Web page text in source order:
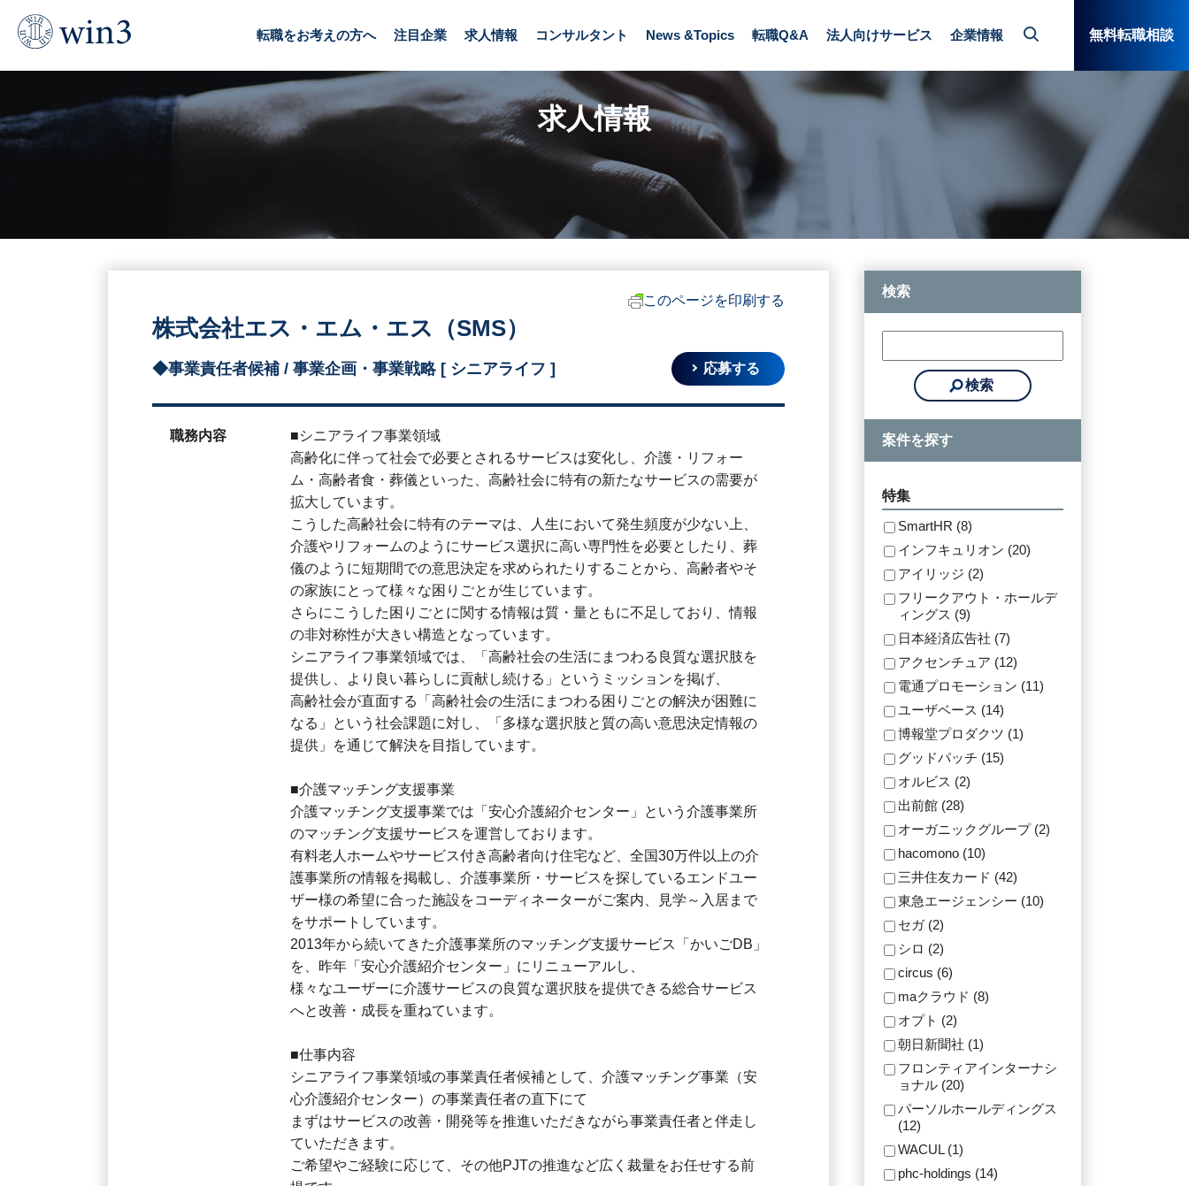
転職をお考えの方へ 注目企業 求人情報 コンサルタント News &Topics 転職Q&A 法人向けサービス 企業情報 無料転職相談
求人情報
このページを印刷する
株式会社エス・エム・エス（SMS）
◆事業責任者候補 / 事業企画・事業戦略 [ シニアライフ ] 応募する
職務内容
■シニアライフ事業領域
高齢化に伴って社会で必要とされるサービスは変化し、介護・リフォー
ム・高齢者食・葬儀といった、高齢社会に特有の新たなサービスの需要が
拡大しています。
こうした高齢社会に特有のテーマは、人生において発生頻度が少ない上、
介護やリフォームのようにサービス選択に高い専門性を必要としたり、葬
儀のように短期間での意思決定を求められたりすることから、高齢者やそ
の家族にとって様々な困りごとが生じています。
さらにこうした困りごとに関する情報は質・量ともに不足しており、情報
の非対称性が大きい構造となっています。
シニアライフ事業領域では、「高齢社会の生活にまつわる良質な選択肢を
提供し、より良い暮らしに貢献し続ける」というミッションを掲げ、
高齢社会が直面する「高齢社会の生活にまつわる困りごとの解決が困難に
なる」という社会課題に対し、「多様な選択肢と質の高い意思決定情報の
提供」を通じて解決を目指しています。
■介護マッチング支援事業
介護マッチング支援事業では「安心介護紹介センター」という介護事業所
のマッチング支援サービスを運営しております。
有料老人ホームやサービス付き高齢者向け住宅など、全国30万件以上の介
護事業所の情報を掲載し、介護事業所・サービスを探しているエンドユー
ザー様の希望に合った施設をコーディネーターがご案内、見学～入居まで
をサポートしています。
2013年から続いてきた介護事業所のマッチング支援サービス「かいごDB」
を、昨年「安心介護紹介センター」にリニューアルし、
様々なユーザーに介護サービスの良質な選択肢を提供できる総合サービス
へと改善・成長を重ねています。
■仕事内容
シニアライフ事業領域の事業責任者候補として、介護マッチング事業（安
心介護紹介センター）の事業責任者の直下にて
まずはサービスの改善・開発等を推進いただきながら事業責任者と伴走し
ていただきます。
ご希望やご経験に応じて、その他PJTの推進など広く裁量をお任せする前
検索
案件を探す
特集
SmartHR (8)
インフキュリオン (20)
アイリッジ (2)
フリークアウト・ホールデ
ィングス (9)
日本経済広告社 (7)
アクセンチュア (12)
電通プロモーション (11)
ユーザベース (14)
博報堂プロダクツ (1)
グッドパッチ (15)
オルビス (2)
出前館 (28)
オーガニックグループ (2)
hacomono (10)
三井住友カード (42)
東急エージェンシー (10)
セガ (2)
シロ (2)
circus (6)
maクラウド (8)
オプト (2)
朝日新聞社 (1)
フロンティアインターナシ
ョナル (20)
パーソルホールディングス
(12)
WACUL (1)
phc-holdings (14)